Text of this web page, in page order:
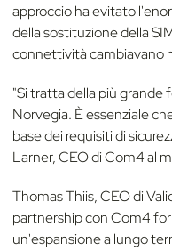
approccio ha evitato
della sostituzione della
connettività cambiavano
"Si tratta della più grande
Norvegia. È essenziale
base dei requisiti di
Larner, CEO di Com4 al
Thomas Thiis, CEO di
partnership con Com4
un'espansione a lungo